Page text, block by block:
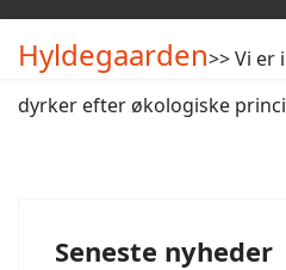
Hyldegaarden>> Vi er
dyrker efter økologiske
Seneste nyheder